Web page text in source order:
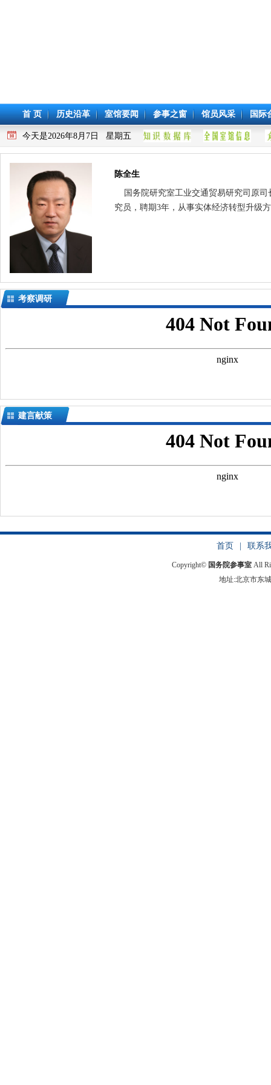
首 页 历史沿革 室馆要闻 参事之窗 馆员风采 国际
今天是2026年8月7日 星期五
陈全生
国务院研究室工业交通贸易研究司原司
究员，聘期3年，从事实体经济转型升级
考察调研
建言献策
首页 联系
Copyright© 国务院参事室 All
地址:北京市东